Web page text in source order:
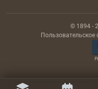
© 1894 -
Пользовательское